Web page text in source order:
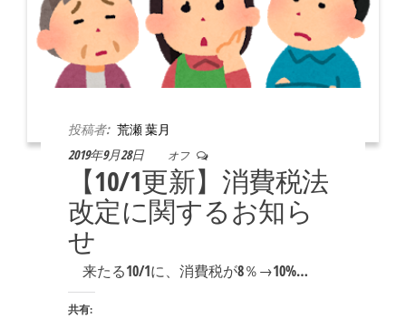
投稿者: 荒瀬 葉月
2019年9月28日
オフ
【10/1更新】消費税法
改定に関するお知ら
せ
来たる10/1に、消費税が8％→10%…
共有: